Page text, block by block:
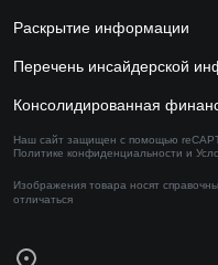
Раскрытие информации
Перечень инсайдерской
Консолидированная
Наш сайт защищен с помощью
Политике конфиденциальности и
Изображения товара носят
отличаться